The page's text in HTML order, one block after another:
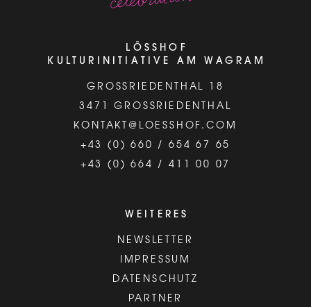
LÖSSHOF
KULTURINITIATIVE AM WAGRAM
GROSSRIEDENTHAL 18
3471 GROSSRIEDENTHAL
KONTAKT@LOESSHOF.COM
+43 (0) 660 / 654 67 65
+43 (0) 664 / 411 00 07
WEITERES
NEWSLETTER
IMPRESSUM
DATENSCHUTZ
PARTNER